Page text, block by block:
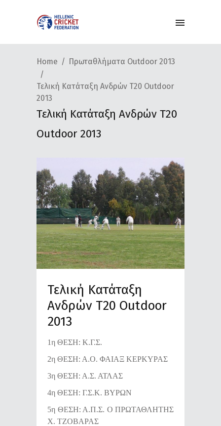
Home Πρωταθλήματα Outdoor 2013
Τελική Κατάταξη Ανδρών Τ20 Outdoor
2013
Τελική Κατάταξη Ανδρών Τ20
Outdoor 2013
Τελική Κατάταξη
Ανδρών Τ20 Outdoor
2013
1η ΘΕΣΗ: Κ.Γ.Σ.
2η ΘΕΣΗ: Α.Ο. ΦΑΙΑΞ ΚΕΡΚΥΡΑΣ
3η ΘΕΣΗ: Α.Σ. ΑΤΛΑΣ
4η ΘΕΣΗ: Γ.Σ.Κ. ΒΥΡΩΝ
5η ΘΕΣΗ: Α.Π.Σ. Ο ΠΡΩΤΑΘΛΗΤΗΣ
Χ. ΤΖΟΒΑΡΑΣ